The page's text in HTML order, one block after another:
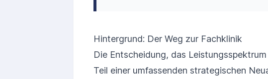
Hintergrund: Der Weg zur Fachklinik
Die Entscheidung, das
Teil einer umfassenden strategischen